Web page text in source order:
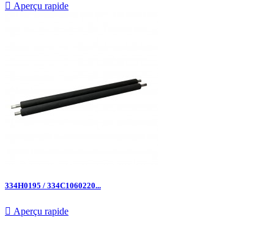
 Aperçu rapide
334H0195 / 334C1060220...
 Aperçu rapide